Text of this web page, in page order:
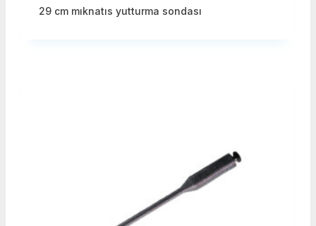
29 cm mıknatıs yutturma sondası